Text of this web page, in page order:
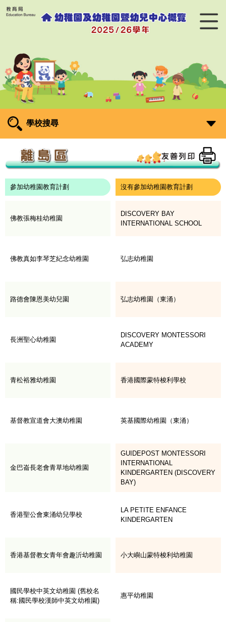
學校搜尋
參加幼稚園教育計劃 沒有參加幼稚園教育計劃
佛教張梅桂幼稚園
DISCOVERY BAY
INTERNATIONAL SCHOOL
佛教真如李琴芝紀念幼稚園 弘志幼稚園
路德會陳恩美幼兒園 弘志幼稚園（東涌）
長洲聖心幼稚園
DISCOVERY MONTESSORI
ACADEMY
青松裕雅幼稚園 香港國際蒙特梭利學校
基督教宣道會大澳幼稚園 英基國際幼稚園（東涌）
金巴崙長老會青草地幼稚園
GUIDEPOST MONTESSORI
INTERNATIONAL
KINDERGARTEN (DISCOVERY
BAY)
香港聖公會東涌幼兒學校
LA PETITE ENFANCE
KINDERGARTEN
香港基督教女青年會趣沂幼稚園 小大嶼山蒙特梭利幼稚園
國民學校中英文幼稚園 (舊校名
稱:國民學校漢師中英文幼稚園)
惠平幼稚園